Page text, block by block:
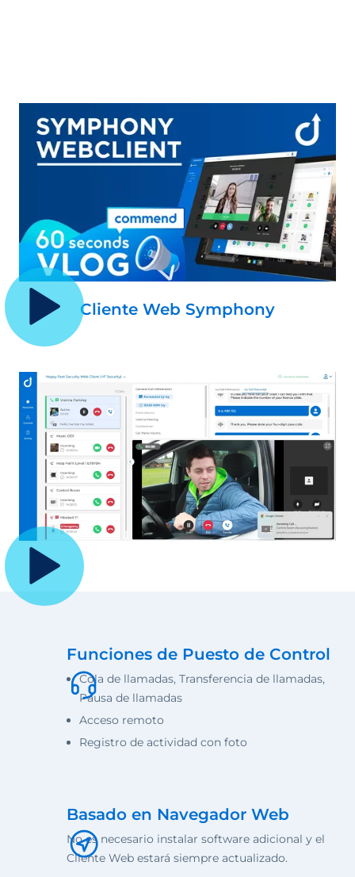
Cliente Web Symphony
Funciones de Puesto de Control
Cola de llamadas, Transferencia de llamadas,
Pausa de llamadas
Acceso remoto
Registro de actividad con foto
Basado en Navegador Web
No es necesario instalar software adicional y el
Cliente Web estará siempre actualizado.